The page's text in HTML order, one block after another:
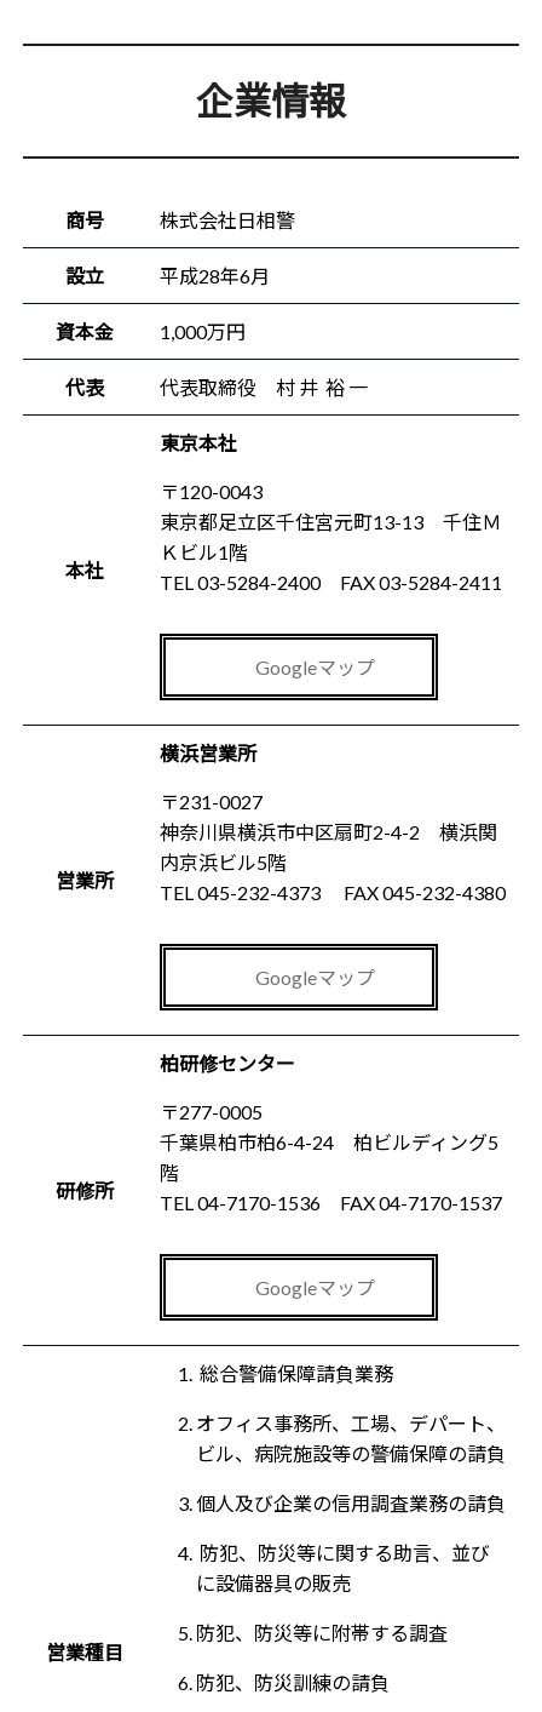
企業情報
商号 株式会社日相警
設立 平成28年6月
資本金 1,000万円
代表 代表取締役 村 井 裕 一
本社
東京本社
〒120-0043
東京都足立区千住宮元町13-13 千住Ｍ
Ｋビル1階
TEL 03-5284-2400 FAX 03-5284-2411
Googleマップ
営業所
横浜営業所
〒231-0027
神奈川県横浜市中区扇町2-4-2 横浜関
内京浜ビル5階
TEL 045-232-4373 FAX 045-232-4380
Googleマップ
研修所
柏研修センター
〒277-0005
千葉県柏市柏6-4-24 柏ビルディング5
階
TEL 04-7170-1536 FAX 04-7170-1537
Googleマップ
営業種目
総合警備保障請負業務
オフィス事務所、工場、デパート、
ビル、病院施設等の警備保障の請負
個人及び企業の信用調査業務の請負
防犯、防災等に関する助言、並び
に設備器具の販売
防犯、防災等に附帯する調査
防犯、防災訓練の請負